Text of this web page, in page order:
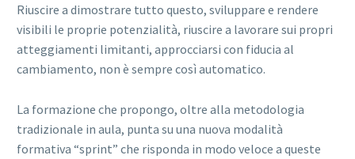
Riuscire a dimostrare tutto questo, sviluppare e rendere
visibili le proprie potenzialità, riuscire a lavorare sui propri
atteggiamenti limitanti, approcciarsi con fiducia al
cambiamento, non è sempre così automatico.
La formazione che propongo, oltre alla metodologia
tradizionale in aula, punta su una nuova modalità
formativa “sprint” che risponda in modo veloce a queste